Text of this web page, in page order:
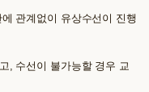
관계없이 유상수선이 진행
, 수선이 불가능할 경우 교